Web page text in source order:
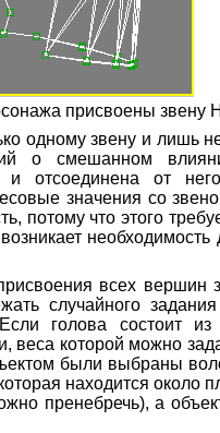
присвоены звену
одному звену и лишь
о смешанном
отсоединена от
значения со
потому что этого
всех вершин
случайного
голова состоит из
веса которой можно
были выбраны
находится около
пренебречь), а